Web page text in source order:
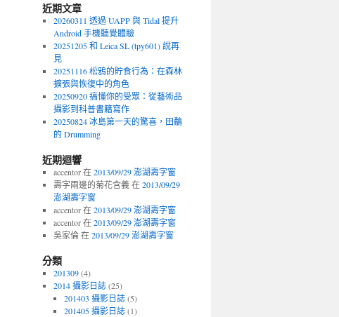
近期文章
20260311 透過 UAPP 與 Tidal 提升
Android 手機聽覺體驗
20251205 和 Leica SL (tpy601) 說再
見
20251116 松鴉的貯食行為：在森林
擴張與恢復中的角色
20250920 搞懂你的受眾：從藝術品
攝影到科普書籍寫作
20250824 冰島第一天的驚喜，田鷸
的 Drumming
近期迴響
accentor 在2013/09/29 澎湖壽字窗
壽字兩邊的菊花含義 在2013/09/29
澎湖壽字窗
accentor 在2013/09/29 澎湖壽字窗
accentor 在2013/09/29 澎湖壽字窗
吳家倫 在2013/09/29 澎湖壽字窗
分類
201309(4)
2014 攝影日誌(25)
201403 攝影日誌(5)
201405 攝影日誌(1)